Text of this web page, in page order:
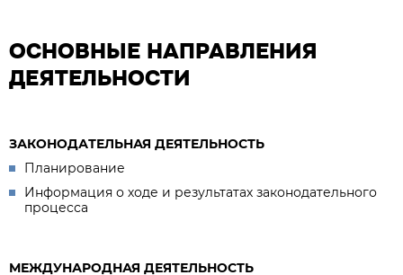
ОСНОВНЫЕ НАПРАВЛЕНИЯ
ДЕЯТЕЛЬНОСТИ
ЗАКОНОДАТЕЛЬНАЯ ДЕЯТЕЛЬНОСТЬ
Планирование
Информация о ходе и результатах законодательного
процесса
МЕЖДУНАРОДНАЯ ДЕЯТЕЛЬНОСТЬ